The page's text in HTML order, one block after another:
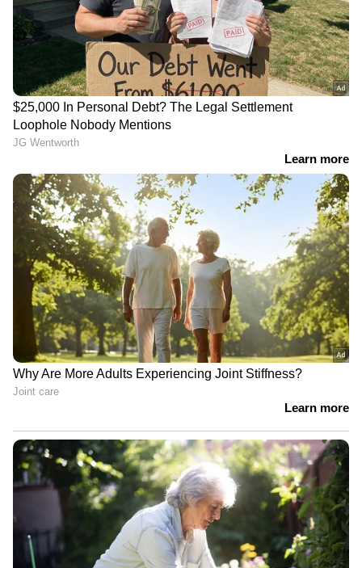
കഫെയിൽ, പരസ്യമായി തല്ലി അച്ഛൻ,
വീഡിയോ
ഏഷ്യാനെറ്റ് ന്യൂസ് ലൈവ് കാണാം: